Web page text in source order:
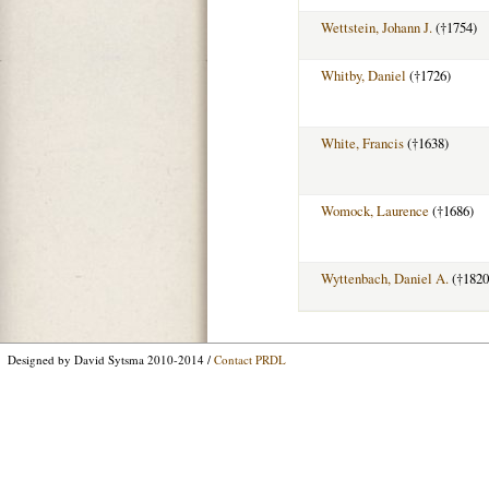
Wettstein, Johann J.(†1754)
Whitby, Daniel (†1726)
White, Francis(†1638)
Womock, Laurence (†1686)
Wyttenbach, Daniel A.
Designed by David Sytsma 2010-2014 / Contact PRDL